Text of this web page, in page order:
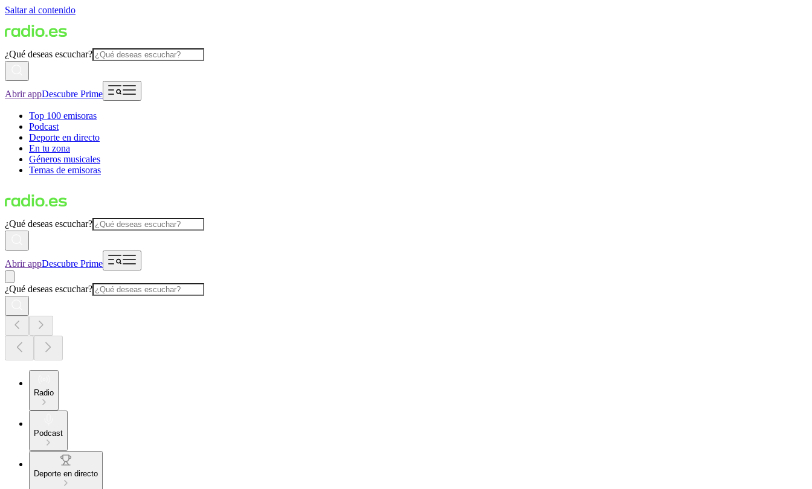
Saltar al contenido
¿Qué deseas escuchar?
Abrir appDescubre Prime
Top 100 emisoras
Podcast
Deporte en directo
En tu zona
Géneros musicales
Temas de emisoras
¿Qué deseas escuchar?
Abrir appDescubre Prime
¿Qué deseas escuchar?
Radio
Podcast
Deporte en directo